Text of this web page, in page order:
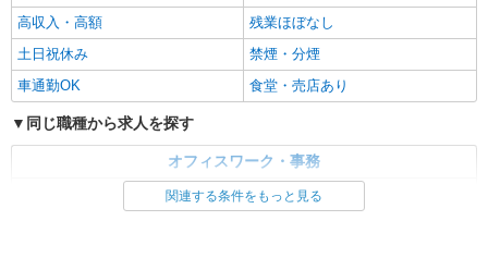
高収入・高額
残業ほぼなし
土日祝休み
禁煙・分煙
車通勤OK
食堂・売店あり
同じ職種から求人を探す
オフィスワーク・事務
関連する条件をもっと見る